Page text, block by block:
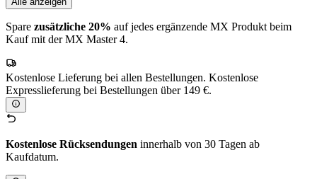
Spare zusätzliche 20% auf jedes ergänzende MX Produkt beim
Kauf mit der MX Master 4.
Kostenlose Lieferung bei allen Bestellungen. Kostenlose
Expresslieferung bei Bestellungen über 149 €.
Kostenlose Rücksendungen innerhalb von 30 Tagen ab
Kaufdatum.